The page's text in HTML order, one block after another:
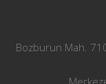
Bozburun Mah.